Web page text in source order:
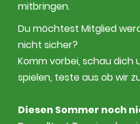
mitbringen.
Du möchtest Mitglied
nicht sicher?
Komm vorbei, schau dich
spielen, teste aus ob wir
Diesen Sommer noch